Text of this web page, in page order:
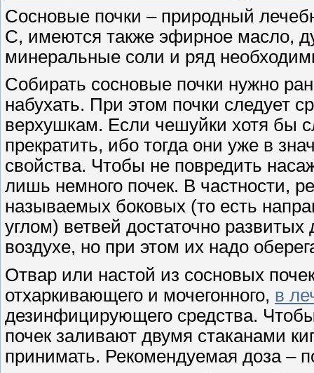
Сосновые почки – природный
С, имеются также эфирное масло,
минеральные соли и ряд
Собирать сосновые почки нужно
набухать. При этом почки следует
верхушкам. Если чешуйки хотя бы
прекратить, ибо тогда они уже в
свойства. Чтобы не повредить
лишь немного почек. В частности,
называемых боковых (то есть
углом) ветвей достаточно
воздухе, но при этом их надо
Отвар или настой из сосновых
отхаркивающего и мочегонного, в
дезинфицирующего средства.
почек заливают двумя стаканами
принимать. Рекомендуемая доза –